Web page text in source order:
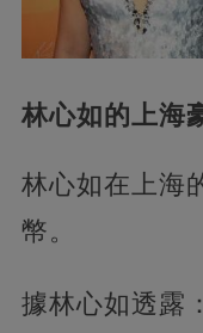
林心如的上海
林心如在上海
幣。
據林心如透露